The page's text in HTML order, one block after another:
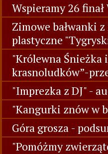
Wspieramy 26 finał
Zimowe bałwanki
plastyczne
"Królewna Śnieżka
krasnoludków”-
"Imprezka z DJ" -
"Kangurki znów w
Góra grosza -
"Pomóżmy